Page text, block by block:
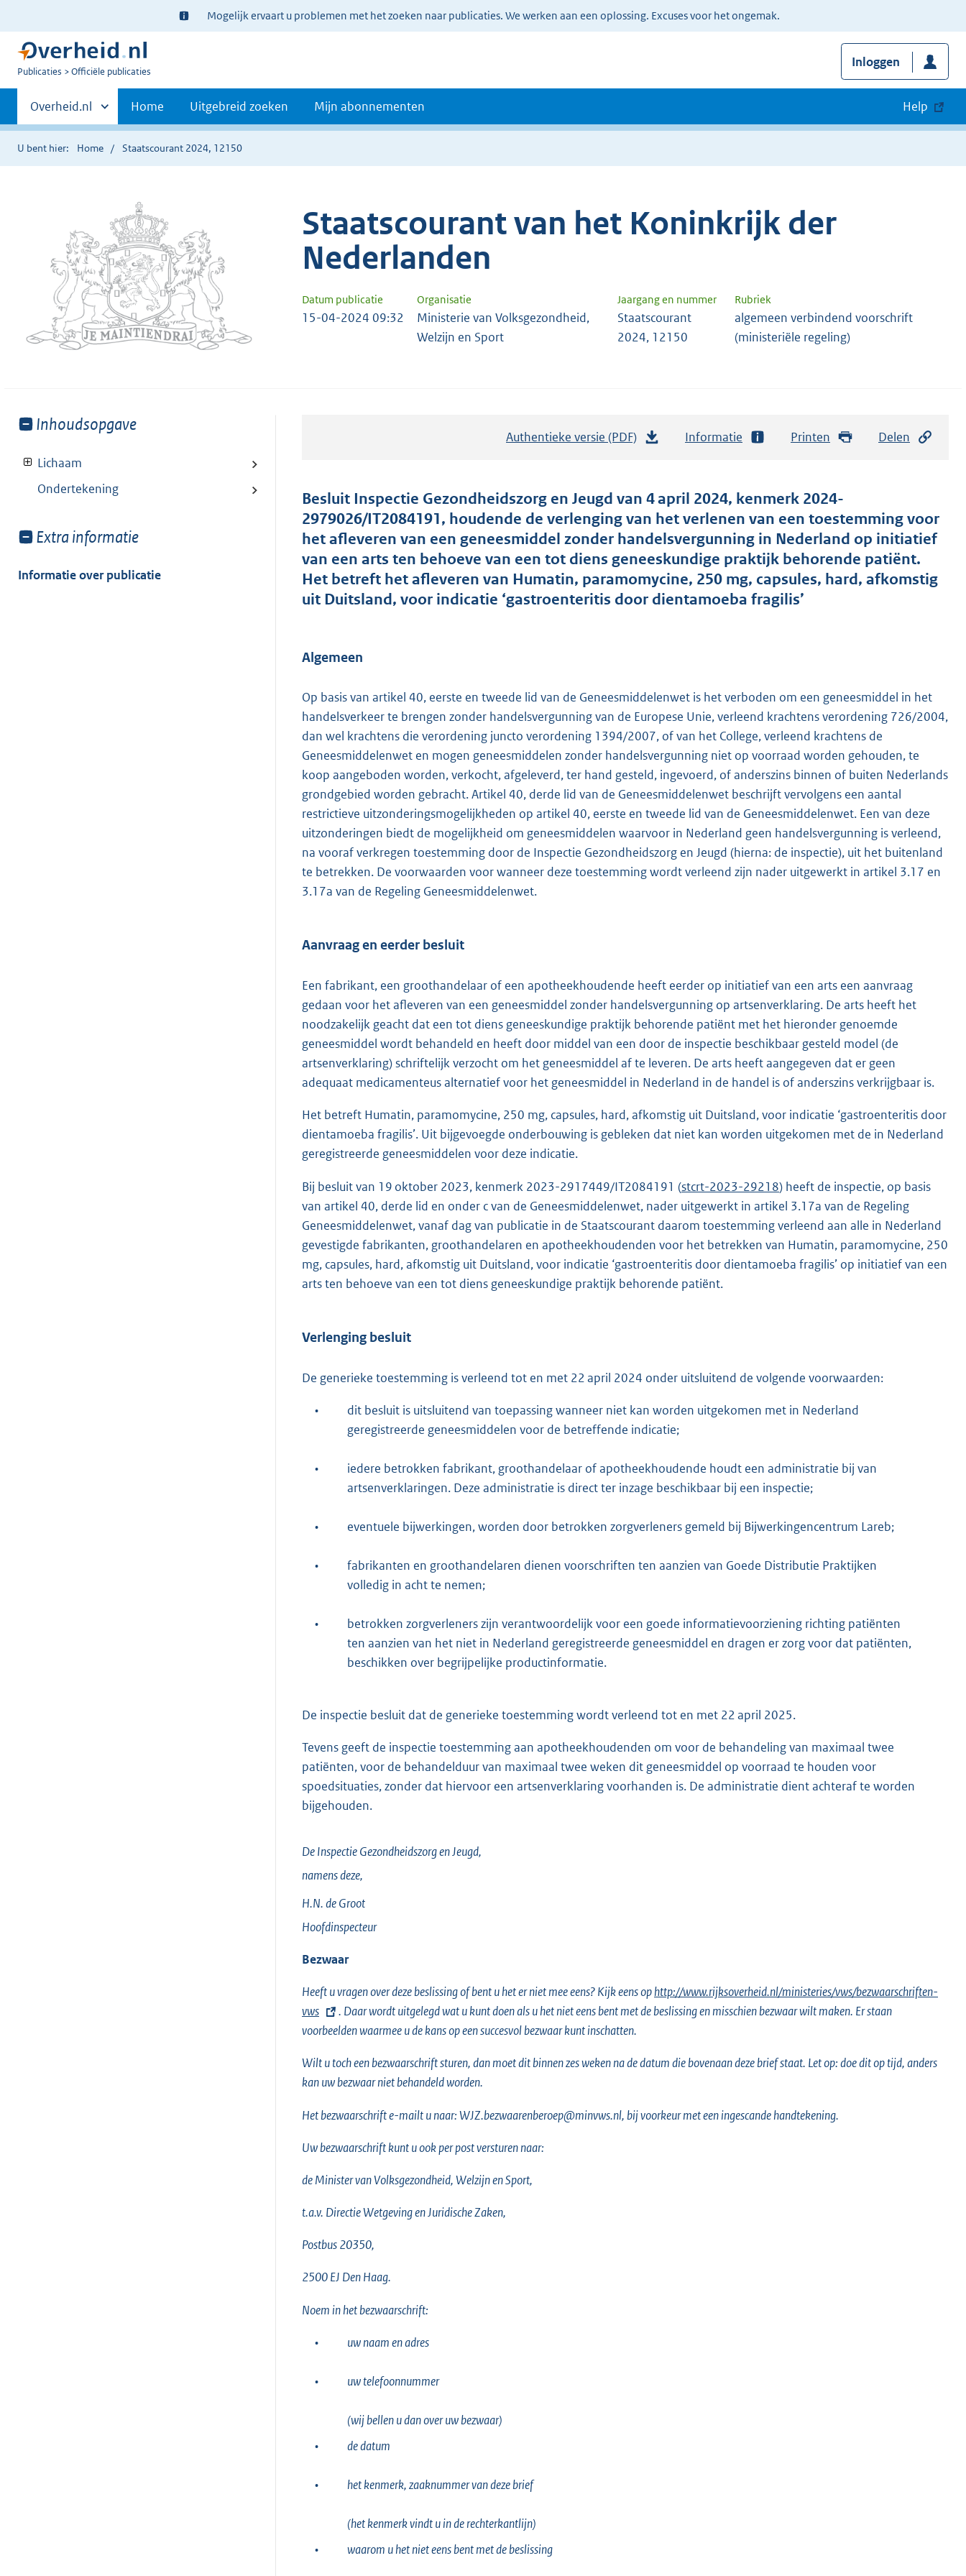
Ter
informatie:
Mogelijk ervaart u problemen met het zoeken naar publicaties. We werken aan een oplossing. Excuses voor het ongemak.
U
Publicaties Officiële publicaties
Inloggen
Primaire
navigatie
Andere
sites
binnen
Overheid.nl Home Uitgebreid zoeken Mijn abonnementen Help
U bent hier: Home Staatscourant 2024, 12150
Staatscourant van het Koninkrijk der
Nederlanden
Datum publicatie Organisatie Jaargang en nummer Rubriek
15-04-2024 09:32
Ministerie van Volksgezondheid,
Welzijn en Sport
Staatscourant
2024, 12150
algemeen verbindend voorschrift
(ministeriële regeling)
Toon
van:
Inhoudsopgave
Lichaam
Ondertekening
Toon
van:
Extra informatie
Informatie over publicatie
Authentieke versie (PDF)
t
a
n
d
s
t
e
:
1
Informatie Printen Delen
Besluit Inspectie Gezondheidszorg en Jeugd van 4 april 2024, kenmerk 2024-
2979026/IT2084191, houdende de verlenging van het verlenen van een toestemming voor
het afleveren van een geneesmiddel zonder handelsvergunning in Nederland op initiatief
van een arts ten behoeve van een tot diens geneeskundige praktijk behorende patiënt.
Het betreft het afleveren van Humatin, paramomycine, 250 mg, capsules, hard, afkomstig
uit Duitsland, voor indicatie ‘gastroenteritis door dientamoeba fragilis’
Algemeen
Op basis van artikel 40, eerste en tweede lid van de Geneesmiddelenwet is het verboden om een geneesmiddel in het
handelsverkeer te brengen zonder handelsvergunning van de Europese Unie, verleend krachtens verordening 726/2004,
dan wel krachtens die verordening juncto verordening 1394/2007, of van het College, verleend krachtens de
Geneesmiddelenwet en mogen geneesmiddelen zonder handelsvergunning niet op voorraad worden gehouden, te
koop aangeboden worden, verkocht, afgeleverd, ter hand gesteld, ingevoerd, of anderszins binnen of buiten Nederlands
grondgebied worden gebracht. Artikel 40, derde lid van de Geneesmiddelenwet beschrijft vervolgens een aantal
restrictieve uitzonderingsmogelijkheden op artikel 40, eerste en tweede lid van de Geneesmiddelenwet. Een van deze
uitzonderingen biedt de mogelijkheid om geneesmiddelen waarvoor in Nederland geen handelsvergunning is verleend,
na vooraf verkregen toestemming door de Inspectie Gezondheidszorg en Jeugd (hierna: de inspectie), uit het buitenland
te betrekken. De voorwaarden voor wanneer deze toestemming wordt verleend zijn nader uitgewerkt in artikel 3.17 en
3.17a van de Regeling Geneesmiddelenwet.
Aanvraag en eerder besluit
Een fabrikant, een groothandelaar of een apotheekhoudende heeft eerder op initiatief van een arts een aanvraag
gedaan voor het afleveren van een geneesmiddel zonder handelsvergunning op artsenverklaring. De arts heeft het
noodzakelijk geacht dat een tot diens geneeskundige praktijk behorende patiënt met het hieronder genoemde
geneesmiddel wordt behandeld en heeft door middel van een door de inspectie beschikbaar gesteld model (de
artsenverklaring) schriftelijk verzocht om het geneesmiddel af te leveren. De arts heeft aangegeven dat er geen
adequaat medicamenteus alternatief voor het geneesmiddel in Nederland in de handel is of anderszins verkrijgbaar is.
Het betreft Humatin, paramomycine, 250 mg, capsules, hard, afkomstig uit Duitsland, voor indicatie ‘gastroenteritis door
dientamoeba fragilis’. Uit bijgevoegde onderbouwing is gebleken dat niet kan worden uitgekomen met de in Nederland
geregistreerde geneesmiddelen voor deze indicatie.
Bij besluit van 19 oktober 2023, kenmerk 2023-2917449/IT2084191 (stcrt-2023-29218) heeft de inspectie, op basis
van artikel 40, derde lid en onder c van de Geneesmiddelenwet, nader uitgewerkt in artikel 3.17a van de Regeling
Geneesmiddelenwet, vanaf dag van publicatie in de Staatscourant daarom toestemming verleend aan alle in Nederland
gevestigde fabrikanten, groothandelaren en apotheekhoudenden voor het betrekken van Humatin, paramomycine, 250
mg, capsules, hard, afkomstig uit Duitsland, voor indicatie ‘gastroenteritis door dientamoeba fragilis’ op initiatief van een
arts ten behoeve van een tot diens geneeskundige praktijk behorende patiënt.
Verlenging besluit
De generieke toestemming is verleend tot en met 22 april 2024 onder uitsluitend de volgende voorwaarden:
•
dit besluit is uitsluitend van toepassing wanneer niet kan worden uitgekomen met in Nederland
geregistreerde geneesmiddelen voor de betreffende indicatie;
•
iedere betrokken fabrikant, groothandelaar of apotheekhoudende houdt een administratie bij van
artsenverklaringen. Deze administratie is direct ter inzage beschikbaar bij een inspectie;
• eventuele bijwerkingen, worden door betrokken zorgverleners gemeld bij Bijwerkingencentrum Lareb;
•
fabrikanten en groothandelaren dienen voorschriften ten aanzien van Goede Distributie Praktijken
volledig in acht te nemen;
•
betrokken zorgverleners zijn verantwoordelijk voor een goede informatievoorziening richting patiënten
ten aanzien van het niet in Nederland geregistreerde geneesmiddel en dragen er zorg voor dat patiënten,
beschikken over begrijpelijke productinformatie.
De inspectie besluit dat de generieke toestemming wordt verleend tot en met 22 april 2025.
Tevens geeft de inspectie toestemming aan apotheekhoudenden om voor de behandeling van maximaal twee
patiënten, voor de behandelduur van maximaal twee weken dit geneesmiddel op voorraad te houden voor
spoedsituaties, zonder dat hiervoor een artsenverklaring voorhanden is. De administratie dient achteraf te worden
bijgehouden.
De Inspectie Gezondheidszorg en Jeugd,
namens deze,
H.N. deGroot
Hoofdinspecteur
Bezwaar
Heeft u vragen over deze beslissing of bent u het er niet mee eens? Kijk eens opE
x
r
http://www.rijksoverheid.nl/ministeries/vws/bezwaarschriften-
vws
. Daar wordt uitgelegd wat u kunt doen als u het niet eens bent met de beslissing en misschien bezwaar wilt maken. Er staan
voorbeelden waarmee u de kans op een succesvol bezwaar kunt inschatten.
Wilt u toch een bezwaarschrift sturen, dan moet dit binnen zes weken na de datum die bovenaan deze brief staat. Let op: doe dit op tijd, anders
kan uw bezwaar niet behandeld worden.
Het bezwaarschrift e-mailt u naar: WJZ.bezwaarenberoep@minvws.nl, bij voorkeur met een ingescande handtekening.
Uw bezwaarschrift kunt u ook per post versturen naar:
de Minister van Volksgezondheid, Welzijn en Sport,
t.a.v. Directie Wetgeving en Juridische Zaken,
Postbus 20350,
2500 EJ Den Haag.
Noem in het bezwaarschrift:
• uw naam en adres
• uw telefoonnummer
(wij bellen u dan over uw bezwaar)
•
de datum
• het kenmerk, zaaknummer van deze brief
(het kenmerk vindt u in de rechterkantlijn)
•
waarom u het niet eens bent met de beslissing